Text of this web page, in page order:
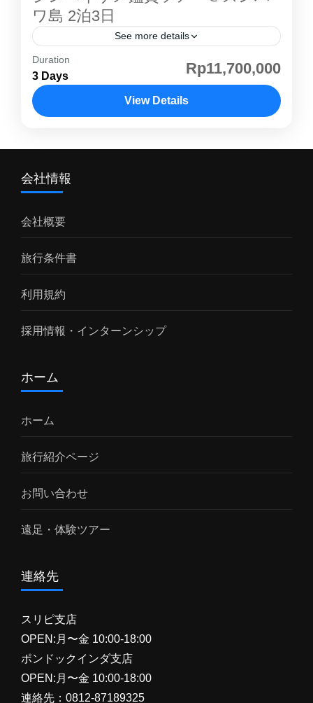
す。 デラックスボート スタンダートボート
との違いは、大きさとエアコンがすべてのお部
屋に完備されているかになります。 ベットベッ
ドはツインベッド、シングルベッドが備わって
おります。 トイレトイレ自体はシンプルなもの
ですが、こだわりのある部屋の内装です。 デッ
なります。船は当日の混み状況を見ながらアレ
ンジ致します。
ワ島 2泊3日
See more details
インドネシア・ スンバワ島 で体験する、ジン
ベイザメ鑑賞ツアー 。世界最大の魚、 ジンベ
イザメ と一緒に泳ぐ特別体験が可能です。透明
度抜群のモヨ島の海でシュノーケリングを楽し
ワ島 ならではのアクティブツアーです。 🌟 ジ
ル・友人旅行に最適安心の送迎・宿泊・アクテ
ィビティ込みで、誰でも参加しやすいツアー設
計。 ジンベイザメと泳ぐ特別体験海の優しい巨
人と並んで泳ぐ貴重な体験は一生の思い出に。
モヨ島シュノーケリング色とりどりの熱帯魚や
しめます。 マタジトゥ滝トレッキング美しい熱
リフレッシュできるスポットです。 地元村の文
化体験スンバワ島の村人との交流や地元の生
活・文化に触れる体験も。 🐬 アクセス・概要
場所：インドネシア・スンバワ島 所要日数：2
泊3日 おすすめ時期：乾季（4月～10月）や穏
やかな海況の時期 📩 お問い合わせ ジンベイザ
メ鑑賞 や...
Duration
3 Days Rp11,700,000
View Details
会社情報
会社概要
旅行条件書
利用規約
採用情報・インターンシップ
ホーム
ホーム
旅行紹介ページ
お問い合わせ
遠足・体験ツアー
連絡先
スリピ支店
OPEN:月〜金 10:00-18:00
ポンドックインダ支店
OPEN:月〜金 10:00-18:00
連絡先：0812-87189325